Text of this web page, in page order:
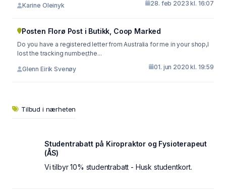
Karine Oleinyk 28. feb 2023 kl. 16:07
Posten Florø Post i Butikk, Coop Marked
Do you have a registered letter from Australia for me in your shop,I
lost the tracking number,the...
Glenn Eirik Svenøy 01. jun 2020 kl. 19:59
Tilbud i nærheten
Studentrabatt på Kiropraktor og Fysioterapeut
(ÅS)
Vi tilbyr 10% studentrabatt - Husk studentkort.